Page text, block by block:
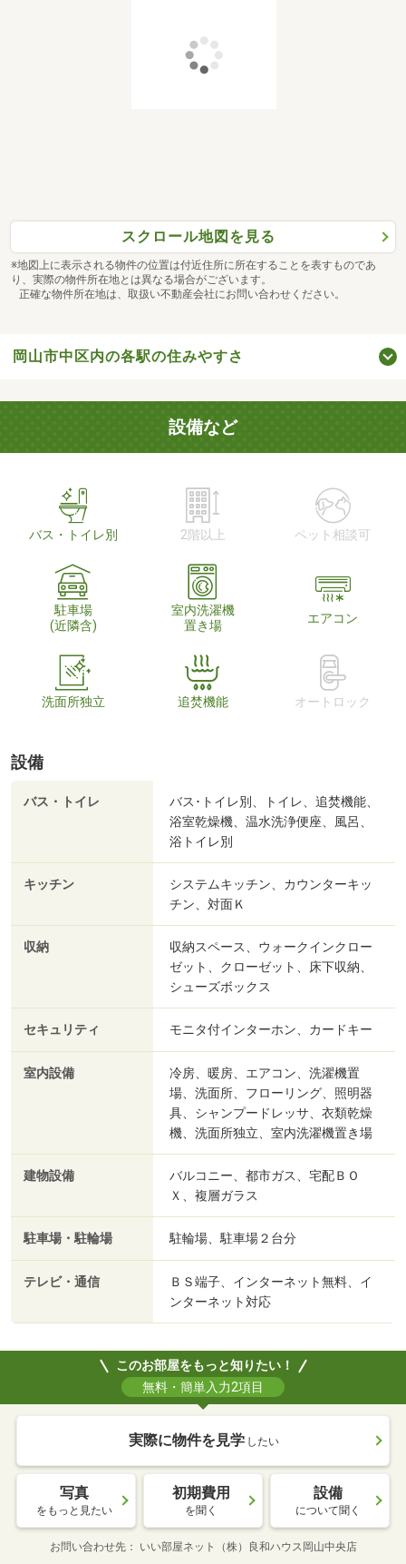
スクロール地図を見る
※地図上に表示される物件の位置は付近住所に所在することを表すものであ
り、実際の物件所在地とは異なる場合がございます。
正確な物件所在地は、取扱い不動産会社にお問い合わせください。
岡山市中区内の各駅の住みやすさ
設備など
バス・トイレ別 2階以上 ペット相談可
駐車場
(近隣含)
室内洗濯機
置き場
エアコン
洗面所独立 追焚機能 オートロック
設備
バス・トイレ
バス･トイレ別、トイレ、追焚機能、
浴室乾燥機、温水洗浄便座、風呂、
浴トイレ別
キッチン
システムキッチン、カウンターキッ
チン、対面Ｋ
収納
収納スペース、ウォークインクロー
ゼット、クローゼット、床下収納、
シューズボックス
セキュリティ モニタ付インターホン、カードキー
室内設備
冷房、暖房、エアコン、洗濯機置
場、洗面所、フローリング、照明器
具、シャンプードレッサ、衣類乾燥
機、洗面所独立、室内洗濯機置き場
建物設備
バルコニー、都市ガス、宅配ＢＯ
Ｘ、複層ガラス
駐車場・駐輪場 駐輪場、駐車場２台分
テレビ・通信
ＢＳ端子、インターネット無料、イ
ンターネット対応
このお部屋をもっと知りたい！
無料・簡単入力2項目
実際に物件を見学 したい
写真
をもっと見たい
初期費用
を聞く
設備
について聞く
お問い合わせ先 いい部屋ネット（株）良和ハウス岡山中央店